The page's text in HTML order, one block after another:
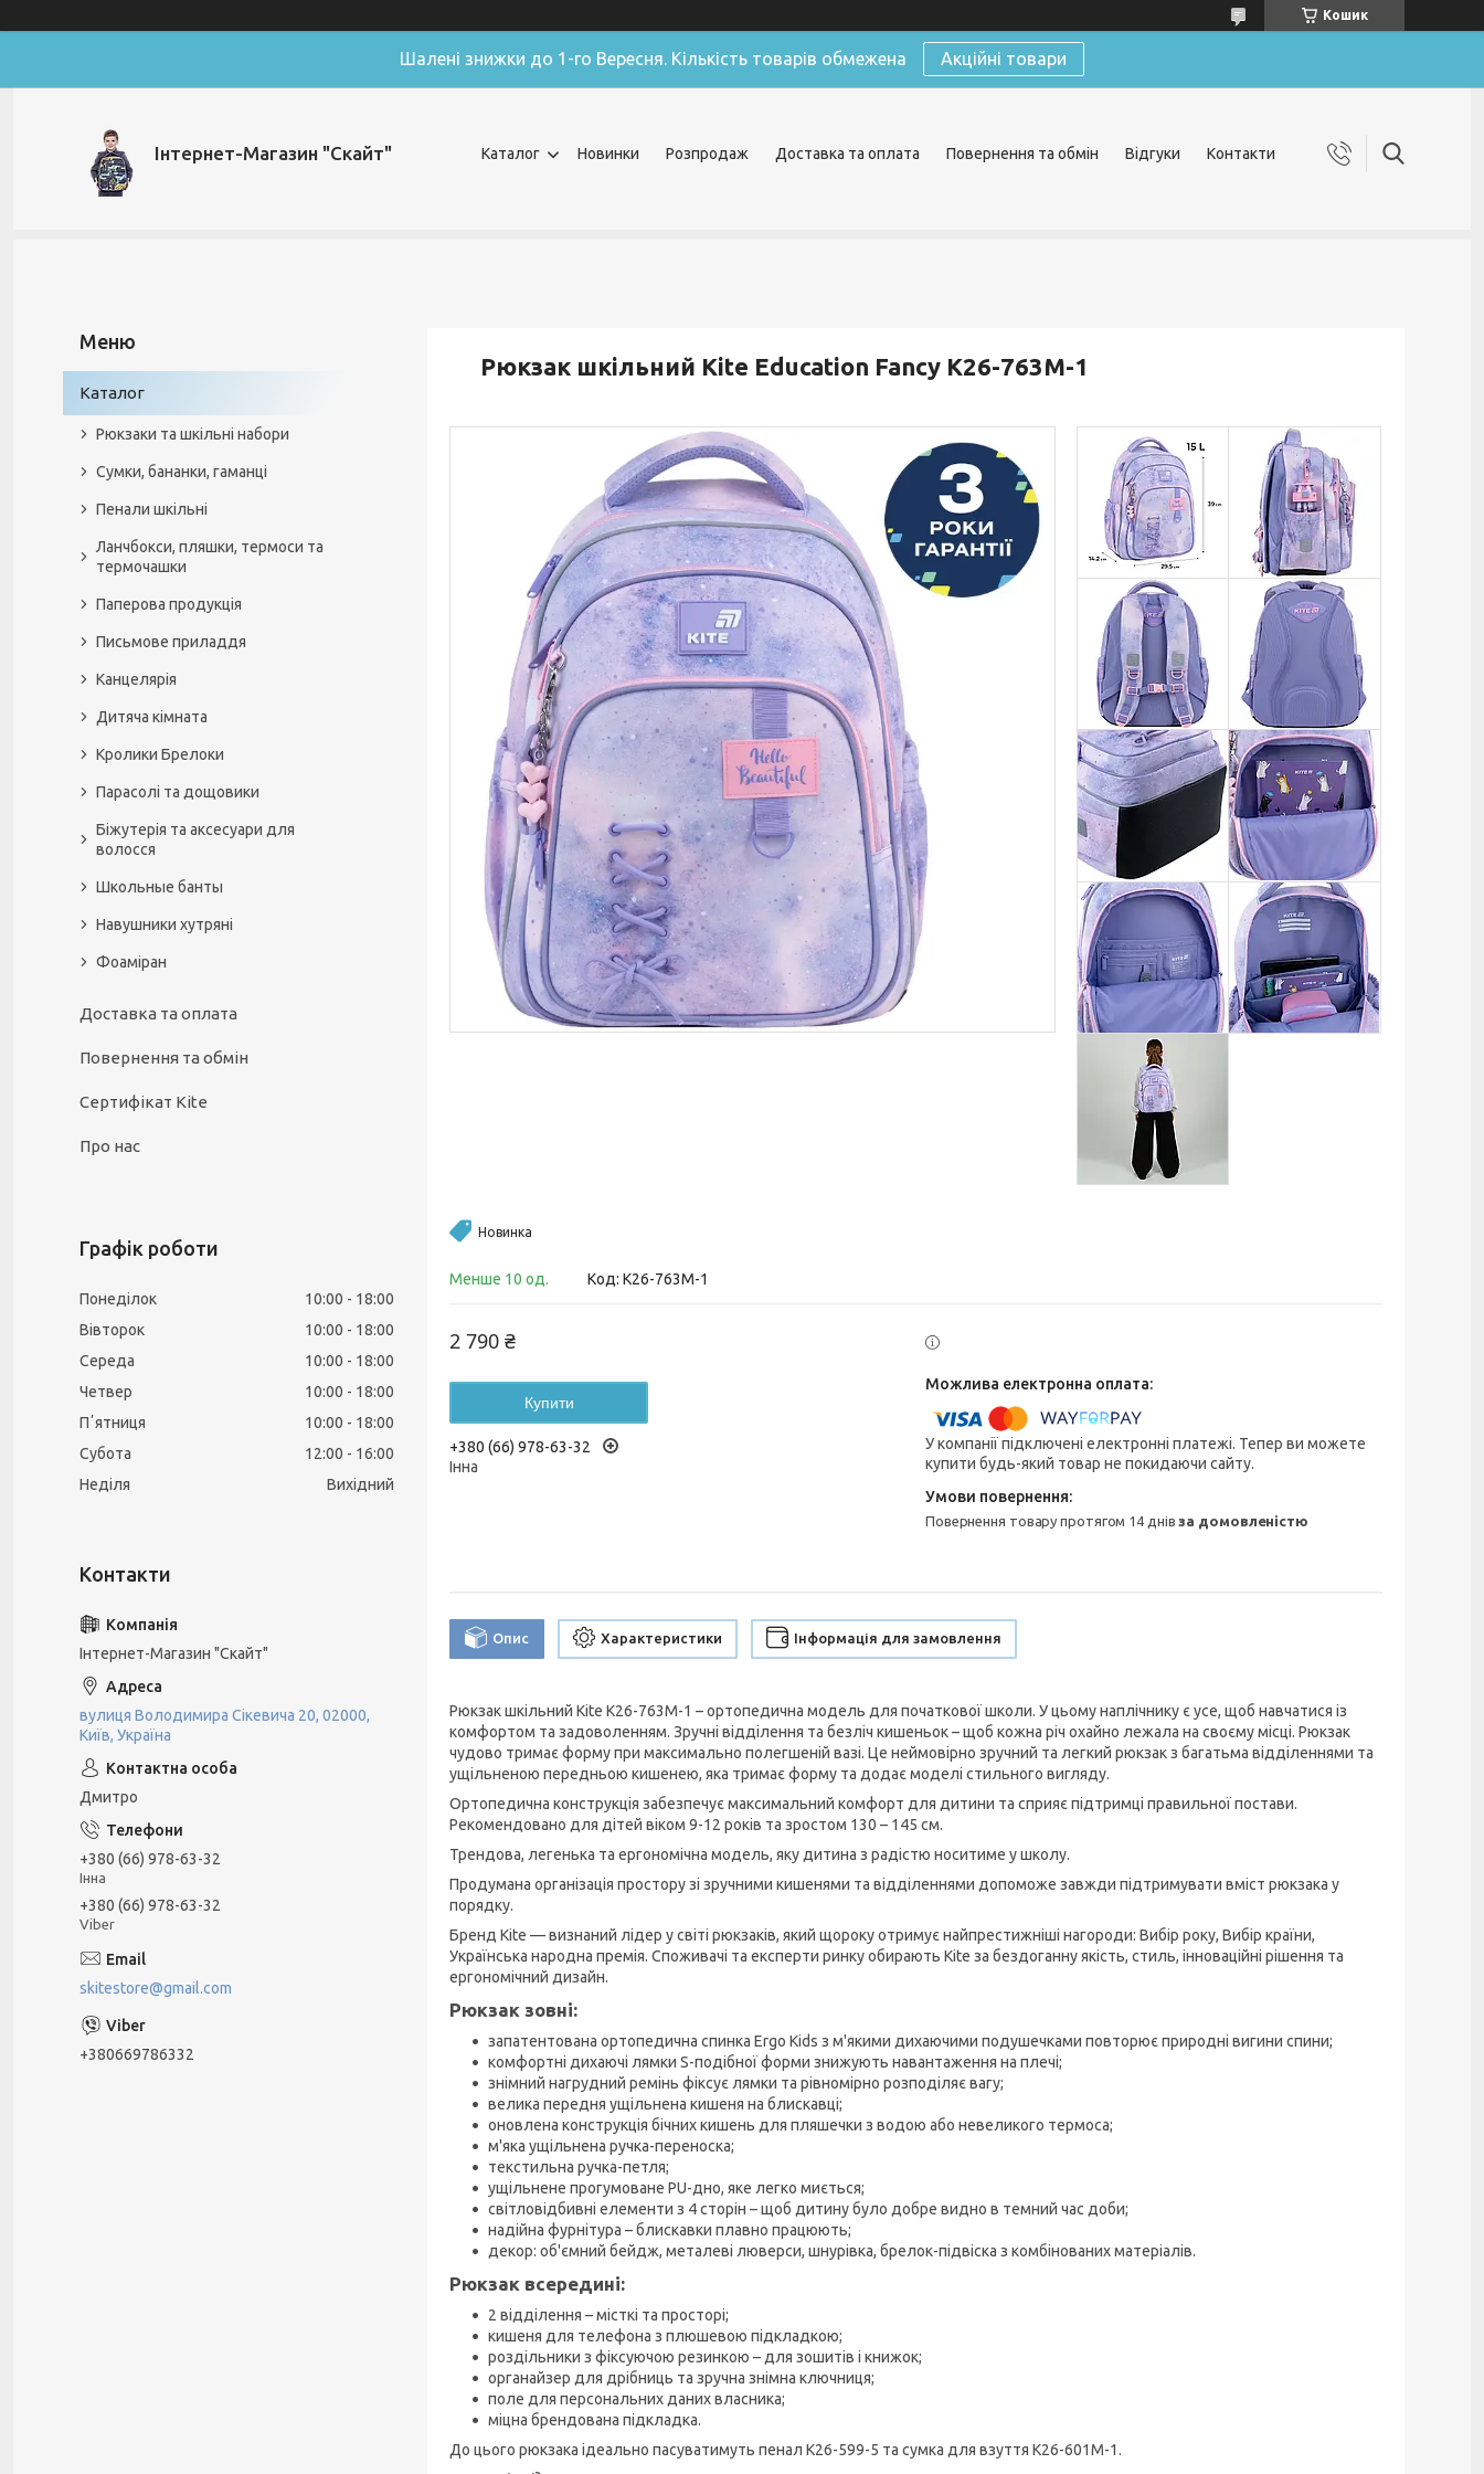
Кошик
Шалені знижки до 1-го Вересня. Кількість товарів обмежена Акційні товари
Інтернет-Магазин "Скайт" Каталог Новинки Розпродаж Доставка та оплата Повернення та обмін Відгуки Контакти
Рюкзак шкільний Kite Education Fancy K26-763M-1
Новинка
Менше 10 од. Код: K26-763M-1
2 790 ₴
Купити
+380 (66) 978-63-32
Інна
У компанії підключені електронні платежі. Тепер ви можете
купити будь-який товар не покидаючи сайту.
повернення товару протягом 14 днівза домовленістю
Опис Характеристики Інформація для замовлення
Рюкзак шкільний Kite K26-763M-1 – ортопедична модель для початкової школи. У цьому наплічнику є усе, щоб навчатися із
комфортом та задоволенням. Зручні відділення та безліч кишеньок – щоб кожна річ охайно лежала на своєму місці. Рюкзак
чудово тримає форму при максимально полегшеній вазі. Це неймовірно зручний та легкий рюкзак з багатьма відділеннями та
ущільненою передньою кишенею, яка тримає форму та додає моделі стильного вигляду.
Ортопедична конструкція забезпечує максимальний комфорт для дитини та сприяє підтримці правильної постави.
Рекомендовано для дітей віком 9-12 років та зростом 130 – 145 см.
Трендова, легенька та ергономічна модель, яку дитина з радістю носитиме у школу.
Продумана організація простору зі зручними кишенями та відділеннями допоможе завжди підтримувати вміст рюкзака у
порядку.
Бренд Kite — визнаний лідер у світі рюкзаків, який щороку отримує найпрестижніші нагороди: Вибір року, Вибір країни,
Українська народна премія. Споживачі та експерти ринку обирають Kite за бездоганну якість, стиль, інноваційні рішення та
ергономічний дизайн.
Рюкзак зовні:
запатентована ортопедична спинка Ergo Kids з м'якими дихаючими подушечками повторює природні вигини спини;
комфортні дихаючі лямки S-подібної форми знижують навантаження на плечі;
знімний нагрудний ремінь фіксує лямки та рівномірно розподіляє вагу;
велика передня ущільнена кишеня на блискавці;
оновлена конструкція бічних кишень для пляшечки з водою або невеликого термоса;
м'яка ущільнена ручка-переноска;
текстильна ручка-петля;
ущільнене прогумоване PU-дно, яке легко миється;
світловідбивні елементи з 4 сторін – щоб дитину було добре видно в темний час доби;
надійна фурнітура – блискавки плавно працюють;
декор: об'ємний бейдж, металеві люверси, шнурівка, брелок-підвіска з комбінованих матеріалів.
Рюкзак всередині:
2 відділення – місткі та просторі;
кишеня для телефона з плюшевою підкладкою;
роздільники з фіксуючою резинкою – для зошитів і книжок;
органайзер для дрібниць та зручна знімна ключниця;
поле для персональних даних власника;
міцна брендована підкладка.
До цього рюкзака ідеально пасуватимуть пенал K26-599-5 та сумка для взуття K26-601M-1.
Каталог
Рюкзаки та шкільні набори
Сумки, бананки, гаманці
Пенали шкільні
Ланчбокси, пляшки, термоси та
термочашки
Паперова продукція
Письмове приладдя
Канцелярія
Дитяча кімната
Кролики Брелоки
Парасолі та дощовики
Біжутерія та аксесуари для
волосся
Школьные банты
Навушники хутряні
Фоаміран
Доставка та оплата
Повернення та обмін
Сертифікат Kite
Про нас
Графік роботи
Понеділок 10:00
18:00
Вівторок
10:00
18:00
Середа
10:00
18:00
Четвер
10:00
18:00
Пʼятниця
10:00
18:00
Субота
12:00
16:00
Неділя
Вихідний
Інтернет-Магазин "Скайт"
вулиця Володимира Сікевича 20, 02000,
Київ, Україна
Дмитро
+380 (66) 978-63-32
Інна
+380 (66) 978-63-32
Viber
skitestore@gmail.com
+380669786332